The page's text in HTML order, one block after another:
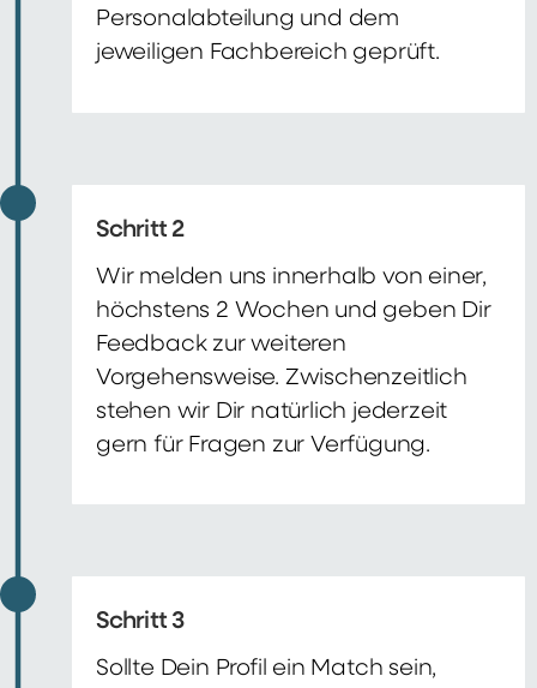
Personalabteilung und dem
jeweiligen Fachbereich geprüft.
Schritt 2
Wir melden uns innerhalb von einer,
höchstens 2 Wochen und geben Dir
Feedback zur weiteren
Vorgehensweise. Zwischenzeitlich
stehen wir Dir natürlich jederzeit
gern für Fragen zur Verfügung.
Schritt 3
Sollte Dein Profil ein Match sein,